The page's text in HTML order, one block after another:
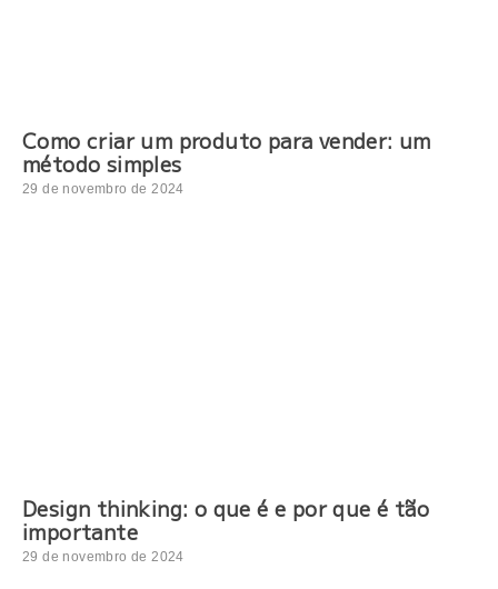
Como criar um produto para vender: um
método simples
29 de novembro de 2024
Design thinking: o que é e por que é tão
importante
29 de novembro de 2024